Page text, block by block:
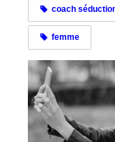
coach
femme